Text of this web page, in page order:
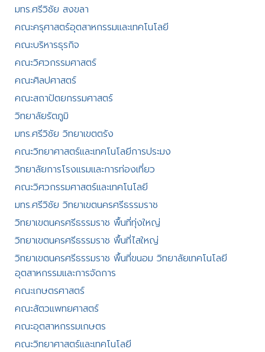
มทร.ศรีวิชัย สงขลา​
คณะครุศาสตร์อุตสาหกรรมและเทคโนโลยี​
คณะบริหารธุรกิจ​
คณะวิศวกรรมศาสตร์​
คณะศิลปศาสตร์​
คณะสถาปัตยกรรมศาสตร์
วิทยาลัยรัตภูมิ​
มทร.ศรีวิชัย วิทยาเขตตรัง
คณะวิทยาศาสตร์และเทคโนโลยีการประมง
วิทยาลัยการโรงแรมและการท่องเที่ยว
คณะวิศวกรรมศาสตร์และเทคโนโลยี
มทร.ศรีวิชัย วิทยาเขตนครศรีธรรมราช
วิทยาเขตนครศรีธรรมราช พื้นที่ทุ่งใหญ่
วิทยาเขตนครศรีธรรมราช พื้นที่ไสใหญ่
วิทยาเขตนครศรีธรรมราช พื้นที่ขนอม วิทยาลัยเทคโนโลยี
อุตสาหกรรมและการจัดการ
คณะเกษตรศาสตร์
คณะสัตวแพทยศาสตร์
คณะอุตสาหกรรมเกษตร
คณะวิทยาศาสตร์และเทคโนโลยี